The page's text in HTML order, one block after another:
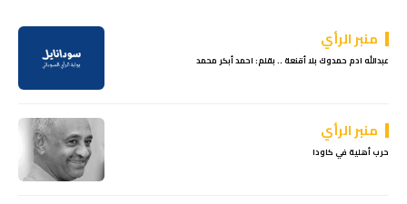
منبر الرأي
عبدالله ادم حمدوك بلا أقنعة .. بقلم: احمد أبكر محمد
منبر الرأي
حرب أهلية في كاودا